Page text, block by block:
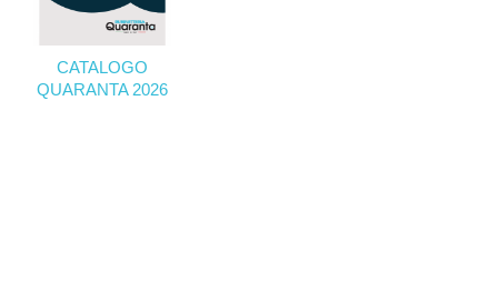
CATALOGO
QUARANTA 2026